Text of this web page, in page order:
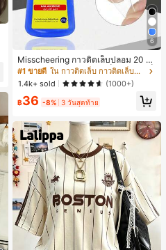
6
Misscheering กาวติดเล็บปลอม 20 กรั
ม แรงยึดสูง เจลสติกเกอร์เล็บนุ่ม แห้งเร็
ว เหมาะสำหรับผู้เริ่มต้นทำเล็บ ติดทนน
าน
#1 ขายดี
ใน กาวติดเล็บ กาวติดเล็บและสารยึดติด
1.4k+ sold
(1000+)
฿36 -8% 3 วันสุดท้าย